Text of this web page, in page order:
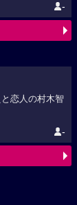
-
恋人の村木智
-